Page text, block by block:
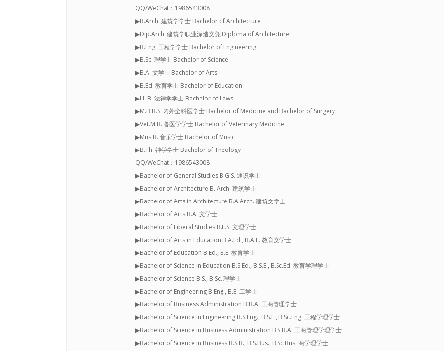
QQ/WeChat：1986543008
▶B.Arch. 建筑学学士 Bachelor of Architecture
▶Dip.Arch. 建筑学职业深造文凭 Diploma of Architecture
▶B.Eng. 工程学学士 Bachelor of Engineering
▶B.Sc. 理学士 Bachelor of Science
▶B.A. 文学士 Bachelor of Arts
▶B.Ed. 教育学士 Bachelor of Education
▶LL.B. 法律学学士 Bachelor of Laws
▶M.B.B.S. 内外全科医学士 Bachelor of Medicine and Bachelor of Surgery
▶Vet.M.B. 兽医学学士 Bachelor of Veterinary Medicine
▶Mus.B. 音乐学士 Bachelor of Music
▶B.Th. 神学学士 Bachelor of Theology
QQ/WeChat：1986543008
▶Bachelor of General Studies B.G.S. 通识学士
▶Bachelor of Architecture B. Arch. 建筑学士
▶Bachelor of Arts in Architecture B.A.Arch. 建筑文学士
▶Bachelor of Arts B.A. 文学士
▶Bachelor of Liberal Studies B.L.S. 文理学士
▶Bachelor of Arts in Education B.A.Ed., B.A.E. 教育文学士
▶Bachelor of Education B.Ed., B.E. 教育学士
▶Bachelor of Science in Education B.S.Ed., B.S.E., B.Sc.Ed. 教育学理学士
▶Bachelor of Science B.S., B.Sc. 理学士
▶Bachelor of Engineering B.Eng., B.E. 工学士
▶Bachelor of Business Administration B.B.A. 工商管理学士
▶Bachelor of Science in Engineering B.S.Eng., B.S.E., B.Sc.Eng. 工程学理学士
▶Bachelor of Science in Business Administration B.S.B.A. 工商管理学理学士
▶Bachelor of Science in Business B.S.B., B.S.Bus., B.Sc.Bus. 商学理学士